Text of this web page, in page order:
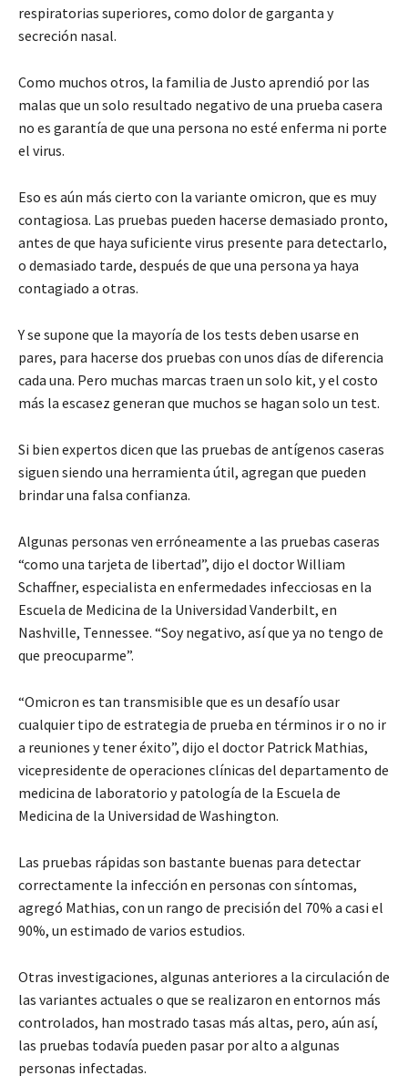
respiratorias superiores, como dolor de garganta y
secreción nasal.
Como muchos otros, la familia de Justo aprendió por las
malas que un solo resultado negativo de una prueba casera
no es garantía de que una persona no esté enferma ni porte
el virus.
Eso es aún más cierto con la variante omicron, que es muy
contagiosa. Las pruebas pueden hacerse demasiado pronto,
antes de que haya suficiente virus presente para detectarlo,
o demasiado tarde, después de que una persona ya haya
contagiado a otras.
Y se supone que la mayoría de los tests deben usarse en
pares, para hacerse dos pruebas con unos días de diferencia
cada una. Pero muchas marcas traen un solo kit, y el costo
más la escasez generan que muchos se hagan solo un test.
Si bien expertos dicen que las pruebas de antígenos caseras
siguen siendo una herramienta útil, agregan que pueden
brindar una falsa confianza.
Algunas personas ven erróneamente a las pruebas caseras
“como una tarjeta de libertad”, dijo el doctor William
Schaffner, especialista en enfermedades infecciosas en la
Escuela de Medicina de la Universidad Vanderbilt, en
Nashville, Tennessee. “Soy negativo, así que ya no tengo de
que preocuparme”.
“Omicron es tan transmisible que es un desafío usar
cualquier tipo de estrategia de prueba en términos ir o no ir
a reuniones y tener éxito”, dijo el doctor Patrick Mathias,
vicepresidente de operaciones clínicas del departamento de
medicina de laboratorio y patología de la Escuela de
Medicina de la Universidad de Washington.
Las pruebas rápidas son bastante buenas para detectar
correctamente la infección en personas con síntomas,
agregó Mathias, con un rango de precisión del 70% a casi el
90%, un estimado de varios estudios.
Otras investigaciones, algunas anteriores a la circulación de
las variantes actuales o que se realizaron en entornos más
controlados, han mostrado tasas más altas, pero, aún así,
las pruebas todavía pueden pasar por alto a algunas
personas infectadas.